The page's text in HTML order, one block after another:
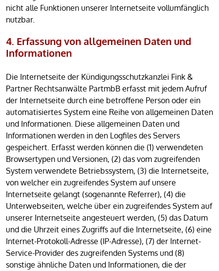
nicht alle Funktionen unserer Internetseite vollumfänglich
nutzbar.
4. Erfassung von allgemeinen Daten und
Informationen
Die Internetseite der Kündigungsschutzkanzlei Fink &
Partner Rechtsanwälte PartmbB erfasst mit jedem Aufruf
der Internetseite durch eine betroffene Person oder ein
automatisiertes System eine Reihe von allgemeinen Daten
und Informationen. Diese allgemeinen Daten und
Informationen werden in den Logfiles des Servers
gespeichert. Erfasst werden können die (1) verwendeten
Browsertypen und Versionen, (2) das vom zugreifenden
System verwendete Betriebssystem, (3) die Internetseite,
von welcher ein zugreifendes System auf unsere
Internetseite gelangt (sogenannte Referrer), (4) die
Unterwebseiten, welche über ein zugreifendes System auf
unserer Internetseite angesteuert werden, (5) das Datum
und die Uhrzeit eines Zugriffs auf die Internetseite, (6) eine
Internet-Protokoll-Adresse (IP-Adresse), (7) der Internet-
Service-Provider des zugreifenden Systems und (8)
sonstige ähnliche Daten und Informationen, die der